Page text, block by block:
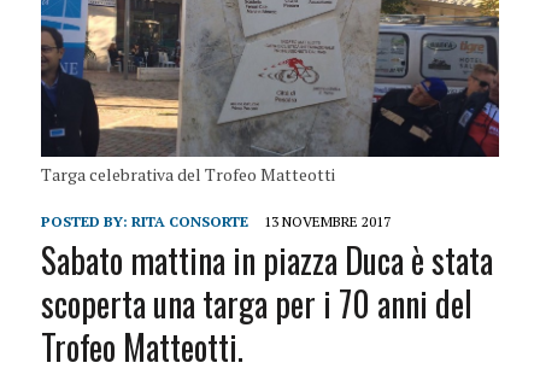
Targa celebrativa del Trofeo Matteotti
POSTED BY: RITA CONSORTE 13 NOVEMBRE 2017
Sabato mattina in piazza Duca è stata
scoperta una targa per i 70 anni del
Trofeo Matteotti.